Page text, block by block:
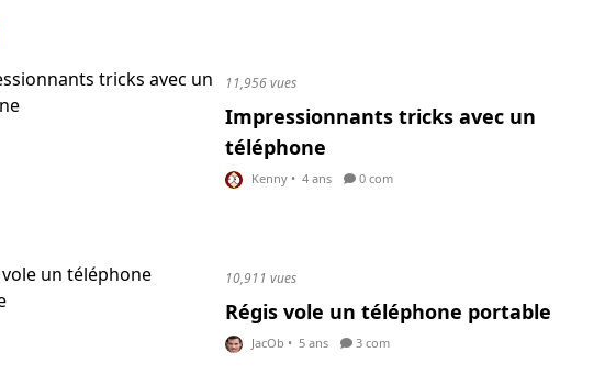
11,956 vues
Impressionnants tricks avec un
téléphone
Kenny • 4 ans 0 com
10,911 vues
Régis vole un téléphone portable
JacOb • 5 ans 3 com